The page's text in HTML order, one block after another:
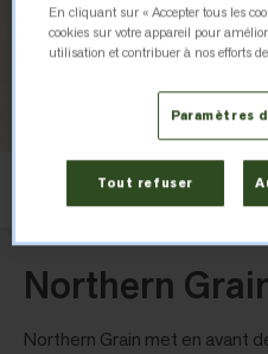
Installation
Northern
Northern Grain met en avant
En cliquant sur « Accepter tous les
cookies sur votre appareil pour
utilisation et contribuer à nos efforts
Paramètres
Tout refuser